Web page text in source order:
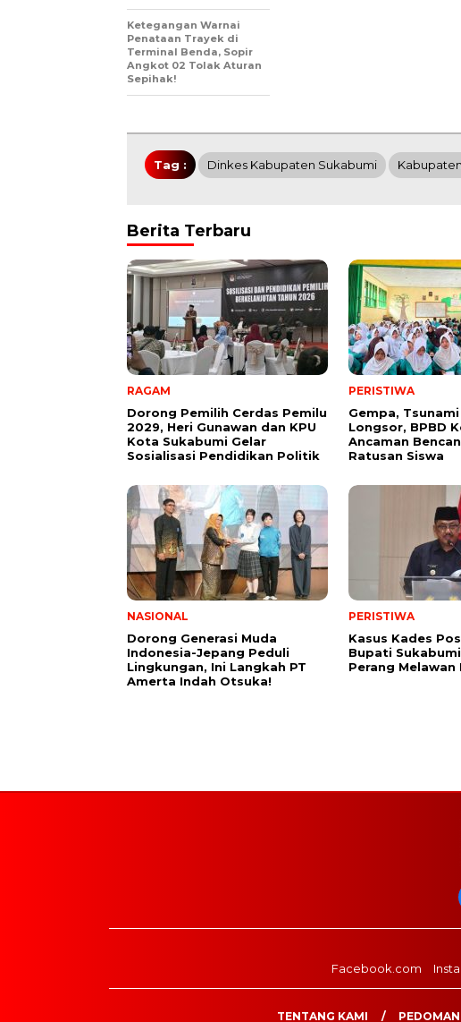
Ketegangan Warnai
Penataan Trayek di
Terminal Benda, Sopir
Angkot 02 Tolak Aturan
Sepihak!
Tag : Dinkes Kabupaten Sukabumi
Berita Terbaru
RAGAM
Dorong Pemilih Cerdas Pemilu
2029, Heri Gunawan dan KPU
Kota Sukabumi Gelar
Sosialisasi Pendidikan Politik
PERISTIWA
Gempa,
Longsor, BPBD
Ancaman
Ratusan Siswa
NASIONAL
Dorong Generasi Muda
Indonesia-Jepang Peduli
Lingkungan, Ini Langkah PT
Amerta Indah Otsuka!
PERISTIWA
Kasus Kades
Bupati
Perang Melawan
Facebook.com
TENTANG KAMI